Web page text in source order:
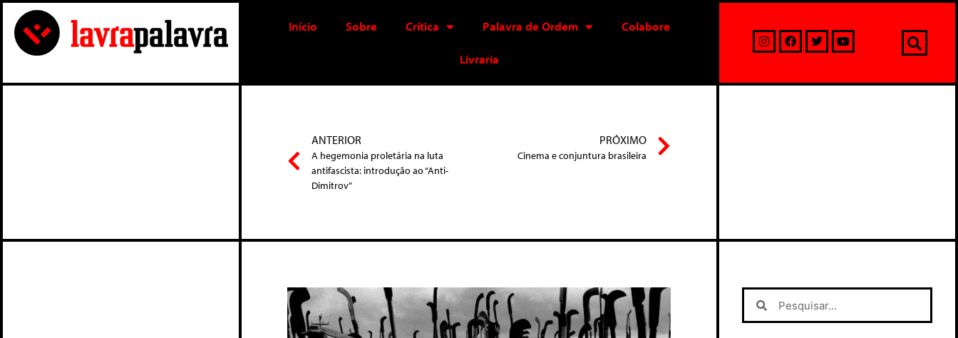
Início Sobre Crítica Palavra de Ordem Colabore
Livraria
ANTERIOR
A hegemonia proletária na luta
antifascista: introdução ao “Anti-
Dimitrov”
PRÓXIMO
Cinema e conjuntura brasileira